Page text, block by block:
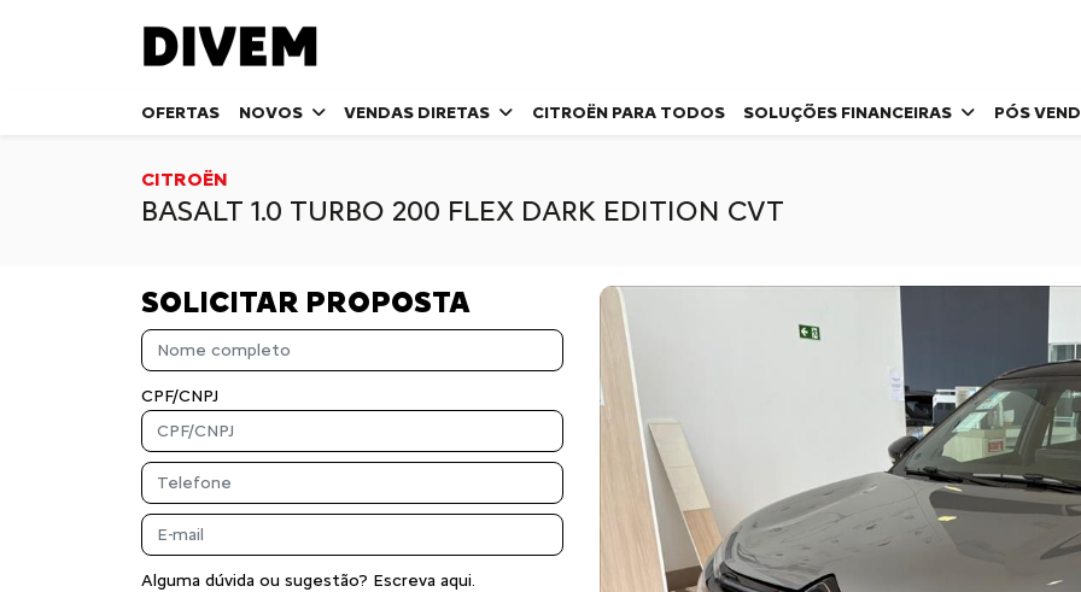
OFERTAS NOVOS VENDAS DIRETAS CITROËN PARA TODOS SOLUÇÕES FINANCEIRAS PÓS
CITROËN
BASALT 1.0 TURBO 200 FLEX DARK EDITION CVT
SOLICITAR PROPOSTA
CPF/CNPJ
Alguma dúvida ou sugestão? Escreva aqui.